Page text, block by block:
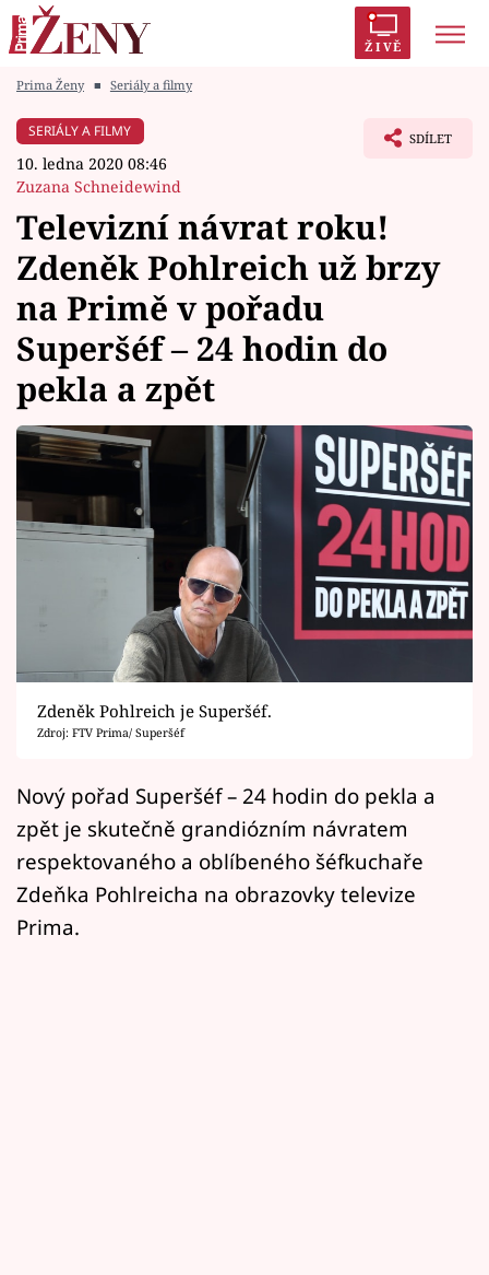
ŽIVĚ
Módní alarm
Témata
Celebrity
Vztahy
Seriály
Horoskopy
Sledujte prima+
Filmový festival Karlovy Vary
Mámy sobě
Sledujte nás
Prima Ženy ■ Seriály a filmy
SERIÁLY A FILMY
10. ledna 2020 08:46
Zuzana Schneidewind
SDÍLET
Televizní návrat roku!
Zdeněk Pohlreich už brzy
na Primě v pořadu
Superšéf – 24 hodin do
pekla a zpět
Zdeněk Pohlreich je Superšéf.
Zdroj: FTV Prima/ Superšéf
Nový pořad Superšéf – 24 hodin do pekla a
zpět je skutečně grandiózním návratem
respektovaného a oblíbeného šéfkuchaře
Zdeňka Pohlreicha na obrazovky televize
Prima.